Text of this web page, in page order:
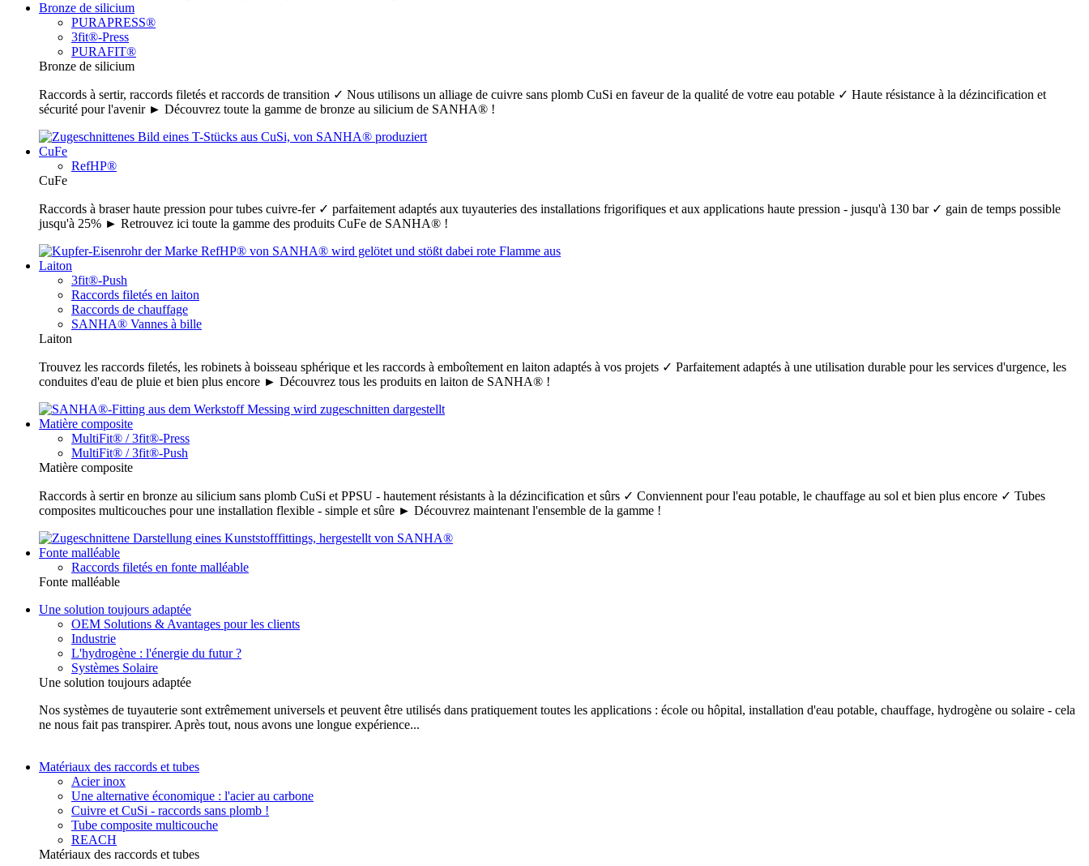
Bronze de silicium
PURAPRESS®
3fit®-Press
PURAFIT®
Bronze de silicium
Raccords à sertir, raccords filetés et raccords de transition ✓ Nous utilisons un alliage de cuivre sans plomb CuSi en faveur de la qualité de votre eau potable ✓ Haute résistance à la dézincification et
sécurité pour l'avenir ► Découvrez toute la gamme de bronze au silicium de SANHA® !
CuFe
RefHP®
CuFe
Raccords à braser haute pression pour tubes cuivre-fer ✓ parfaitement adaptés aux tuyauteries des installations frigorifiques et aux applications haute pression - jusqu'à 130 bar ✓ gain de temps possible
jusqu'à 25% ► Retrouvez ici toute la gamme des produits CuFe de SANHA® !
Laiton
3fit®-Push
Raccords filetés en laiton
Raccords de chauffage
SANHA® Vannes à bille
Laiton
Trouvez les raccords filetés, les robinets à boisseau sphérique et les raccords à emboîtement en laiton adaptés à vos projets ✓ Parfaitement adaptés à une utilisation durable pour les services d'urgence, les
conduites d'eau de pluie et bien plus encore ► Découvrez tous les produits en laiton de SANHA® !
Matière composite
MultiFit® / 3fit®-Press
MultiFit® / 3fit®-Push
Matière composite
Raccords à sertir en bronze au silicium sans plomb CuSi et PPSU - hautement résistants à la dézincification et sûrs ✓ Conviennent pour l'eau potable, le chauffage au sol et bien plus encore ✓ Tubes
composites multicouches pour une installation flexible - simple et sûre ► Découvrez maintenant l'ensemble de la gamme !
Fonte malléable
Raccords filetés en fonte malléable
Fonte malléable
Une solution toujours adaptée
OEM Solutions & Avantages pour les clients
Industrie
L'hydrogène : l'énergie du futur ?
Systèmes Solaire
Une solution toujours adaptée
Nos systèmes de tuyauterie sont extrêmement universels et peuvent être utilisés dans pratiquement toutes les applications : école ou hôpital, installation d'eau potable, chauffage, hydrogène ou solaire - cela
ne nous fait pas transpirer. Après tout, nous avons une longue expérience...
Matériaux des raccords et tubes
Acier inox
Une alternative économique : l'acier au carbone
Cuivre et CuSi - raccords sans plomb !
Tube composite multicouche
REACH
Matériaux des raccords et tubes